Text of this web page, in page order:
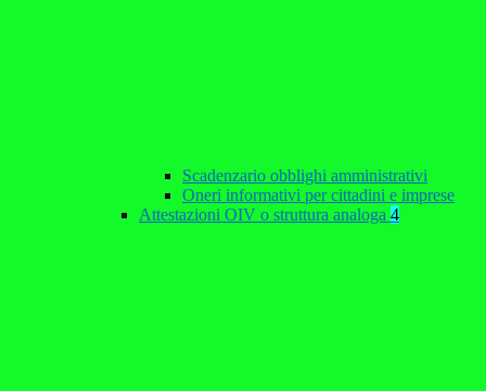
Scadenzario obblighi amministrativi
Oneri informativi per cittadini e imprese
Attestazioni OIV o struttura analoga 4